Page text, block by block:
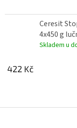
Ceresit
4x450 g
Skladem u
422 Kč